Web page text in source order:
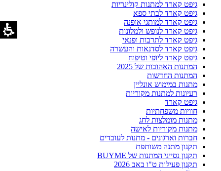
גיפט קארד למתנות קולינריות
גיפט קארד לבתי ספא
גיפט קארד למותגי אופנה
גיפט קארד לנופש ולמלונות
גיפט קארד לתרבות ופנאי
גיפט קארד לסדנאות והעשרה
גיפט קארד ליופי וטיפוח
המתנות האהובות של 2025
המתנות החדשות
מתנות במימוש אונליין
רעיונות למתנות מקוריות
גיפט קארד
חוויות משפחתיות
מתנות מומלצות לחג
מתנות מקוריות לאישה
חברות וארגונים - מתנות לעובדים
תקנון מתנה משותפת
תקנון נסייני המתנות של BUYME
תקנון פעילות ט"ו באב 2026